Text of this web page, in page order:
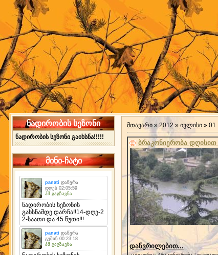
ნადირობის სეზონი
ნადირობის სეზონი გაიხსნა!!!!!
მინი-ჩატი
მთავარი » 2012 » ივლისი » 01
ბრაკონიერობა დღისით
დაწვრილებით...